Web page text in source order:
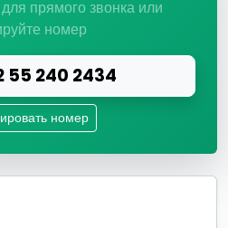
прямого звонка или
номер
55 240 2434
номер